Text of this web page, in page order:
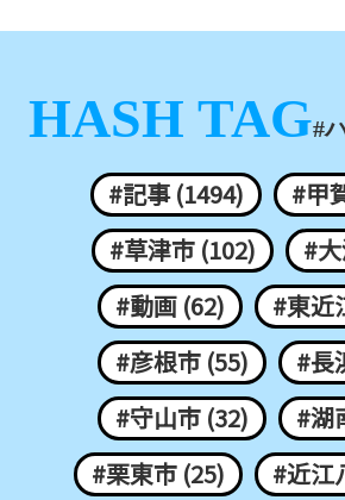
HASH TAG#
#記事 (1494)
#甲
#草津市 (102)
#
#動画 (62)
#東近
#彦根市 (55)
#長
#守山市 (32)
#湖
#栗東市 (25)
#近江